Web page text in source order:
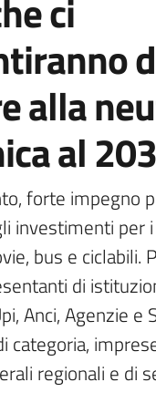
ci
alla
al
forte impegno
investimenti per
bus e ciclabili.
di
Anci, Agenzie e
categoria,
regionali e di